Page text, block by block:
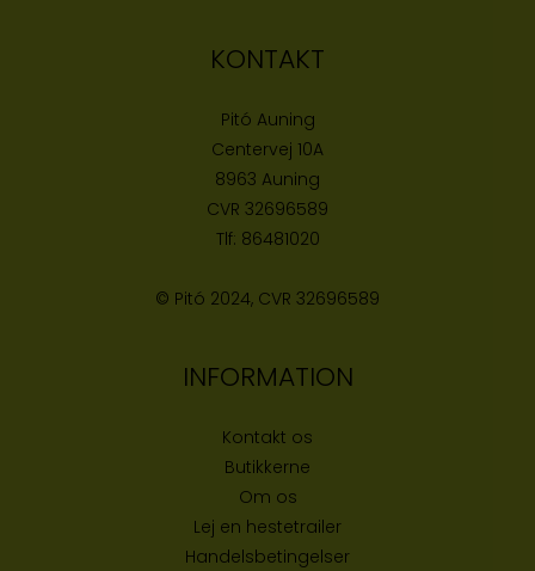
KONTAKT
Pitó Auning
Centervej 10A
8963 Auning
CVR 32696589
Tlf: 86481020
© Pitó 2024, CVR 32696589
INFORMATION
Kontakt os
Butikkerne
Om os
Lej en hestetrailer
Handelsbetingelser